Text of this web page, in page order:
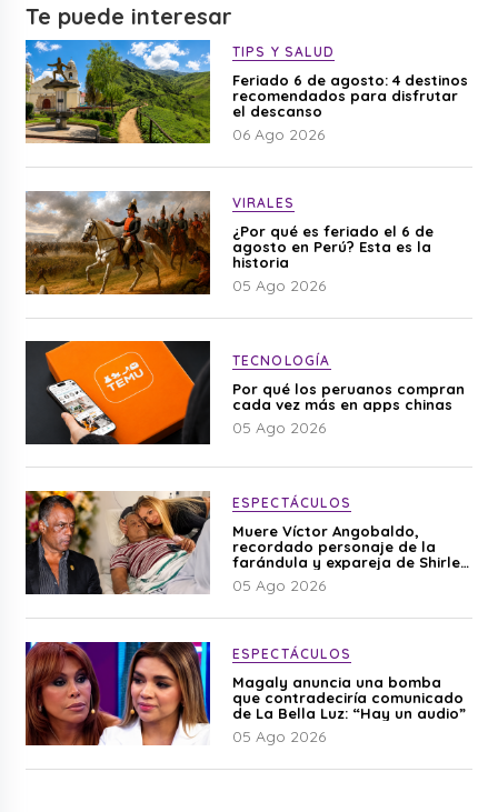
Te puede interesar
TIPS Y SALUD
Feriado 6 de agosto: 4 destinos
recomendados para disfrutar
el descanso
06 Ago 2026
VIRALES
¿Por qué es feriado el 6 de
agosto en Perú? Esta es la
historia
05 Ago 2026
TECNOLOGÍA
Por qué los peruanos compran
cada vez más en apps chinas
05 Ago 2026
ESPECTÁCULOS
Muere Víctor Angobaldo,
recordado personaje de la
farándula y expareja de Shirley
Cherres
05 Ago 2026
ESPECTÁCULOS
Magaly anuncia una bomba
que contradeciría comunicado
de La Bella Luz: “Hay un audio”
05 Ago 2026